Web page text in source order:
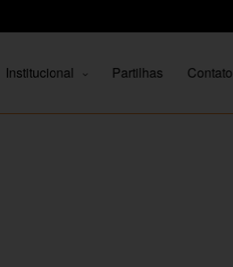
Institucional Partilhas Contato